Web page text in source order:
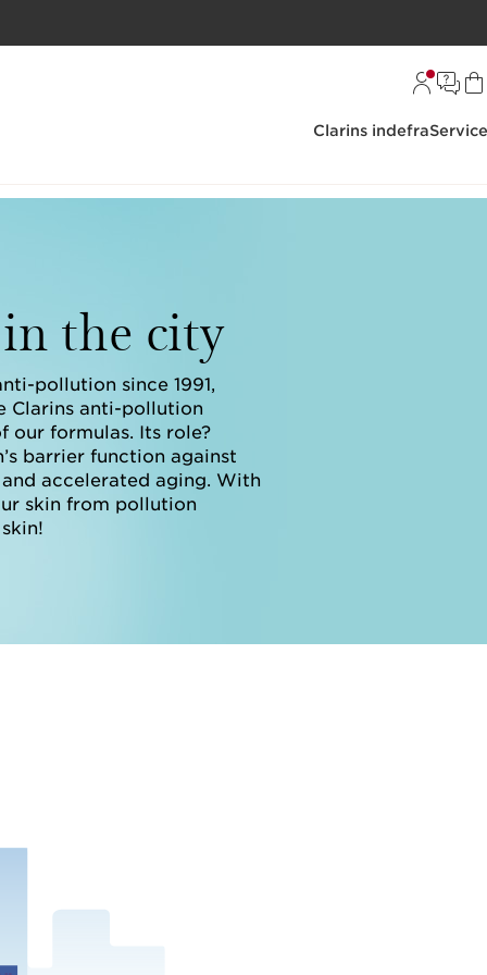
Clarins indefra
the city
pollution since 1991,
Clarins anti-pollution
our formulas. Its role?
barrier function against
accelerated aging. With
skin from pollution